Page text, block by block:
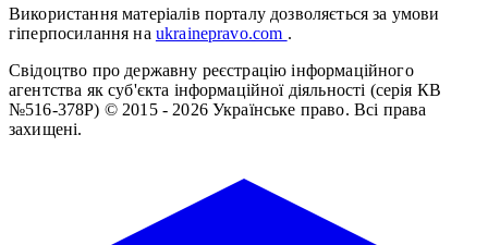
Використання матеріалів порталу дозволяється за умови
гіперпосилання на ukrainepravo.com .
Свідоцтво про державну реєстрацію інформаційного
агентства як суб'єкта інформаційної діяльності (серія КВ
№516-378Р) © 2015 - 2026 Українське право. Всі права
захищені.